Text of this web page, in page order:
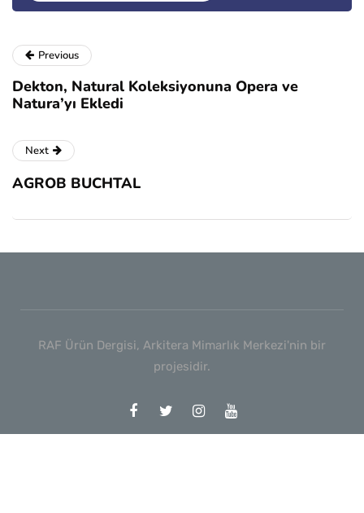
Previous
Dekton, Natural Koleksiyonuna Opera ve
Natura’yı Ekledi
Next
AGROB BUCHTAL
RAF Ürün Dergisi, Arkitera Mimarlık Merkezi'nin bir
projesidir.